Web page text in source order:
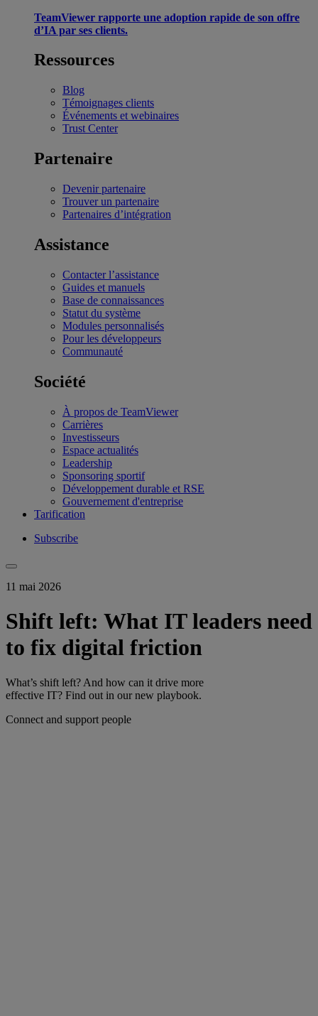
TeamViewer rapporte une adoption rapide de son offre
d’IA par ses clients.
Ressources
Blog
Témoignages clients
Événements et webinaires
Trust Center
Partenaire
Devenir partenaire
Trouver un partenaire
Partenaires d’intégration
Assistance
Contacter l’assistance
Guides et manuels
Base de connaissances
Statut du système
Modules personnalisés
Pour les développeurs
Communauté
Société
À propos de TeamViewer
Carrières
Investisseurs
Espace actualités
Leadership
Sponsoring sportif
Développement durable et RSE
Gouvernement d'entreprise
Tarification
Subscribe
11 mai 2026
Shift left: What IT leaders need
to fix digital friction
What’s shift left? And how can it drive more
effective IT? Find out in our new playbook.
Connect and support people